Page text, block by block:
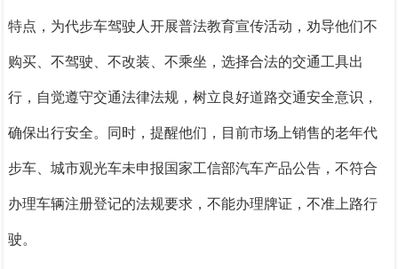
特点，为代步车驾驶人开展普法教育宣传活动，劝导他们不
购买、不驾驶、不改装、不乘坐，选择合法的交通工具出
行，自觉遵守交通法律法规，树立良好道路交通安全意识，
确保出行安全。同时，提醒他们，目前市场上销售的老年代
步车、城市观光车未申报国家工信部汽车产品公告，不符合
办理车辆注册登记的法规要求，不能办理牌证，不准上路行
驶。